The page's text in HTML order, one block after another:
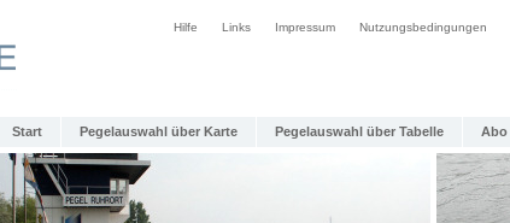
Hilfe Links Impressum Nutzungsbedingungen
Start Pegelauswahl über Karte Pegelauswahl über Tabelle Abo